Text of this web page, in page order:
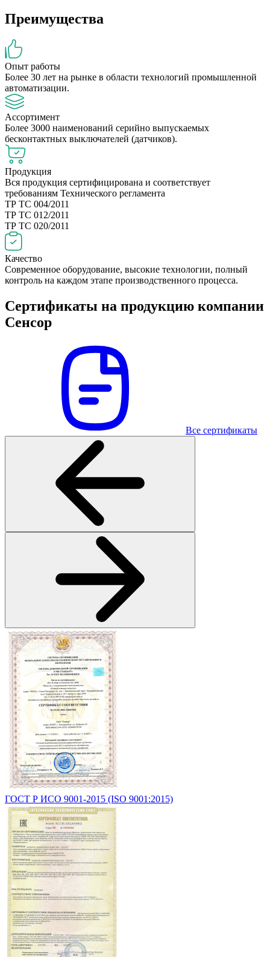
Преимущества
Опыт работы
Более 30 лет на рынке в области технологий промышленной
автоматизации.
Ассортимент
Более 3000 наименований серийно выпускаемых
бесконтактных выключателей (датчиков).
Продукция
Вся продукция сертифицирована и соответствует
требованиям Технического регламента
ТР ТС 004/2011
ТР ТС 012/2011
ТР ТС 020/2011
Качество
Современное оборудование, высокие технологии, полный
контроль на каждом этапе производственного процесса.
Сертификаты на продукцию компании
Сенсор
Все сертификаты
ГОСТ Р ИСО 9001-2015 (ISO 9001:2015)